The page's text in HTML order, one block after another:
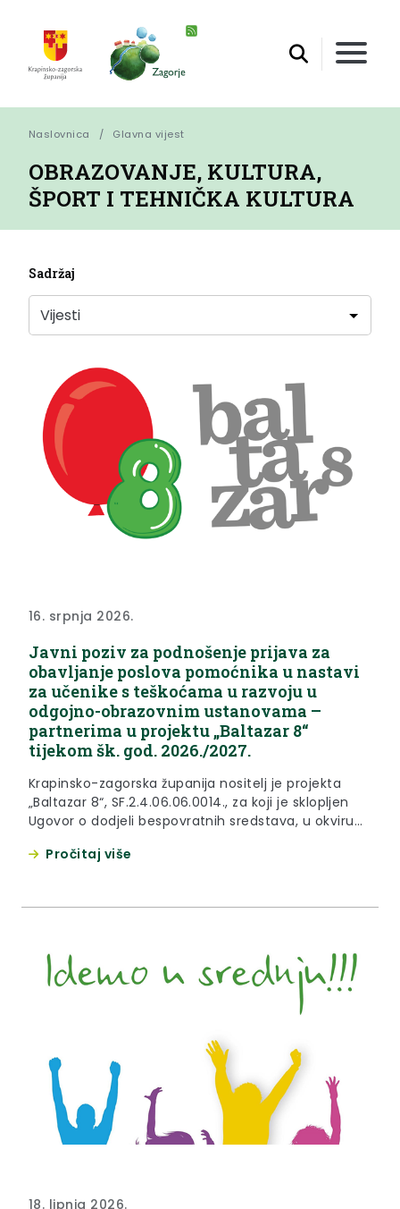
Naslovnica Glavna vijest
OBRAZOVANJE, KULTURA,
ŠPORT I TEHNIČKA KULTURA
Sadržaj
16. srpnja 2026.
Javni poziv za podnošenje prijava za
obavljanje poslova pomoćnika u nastavi
za učenike s teškoćama u razvoju u
odgojno-obrazovnim ustanovama –
partnerima u projektu „Baltazar 8“
tijekom šk. god. 2026./2027.
Krapinsko-zagorska županija nositelj je projekta
„Baltazar 8“, SF.2.4.06.06.0014., za koji je sklopljen
Ugovor o dodjeli bespovratnih sredstava, u okviru
Ministarstva znanosti, obrazovanja i mladih
faza VII.“, SF.2.4.06.06, u okviru Programa
Učinkoviti...
Pročitaj više
18. lipnja 2026.